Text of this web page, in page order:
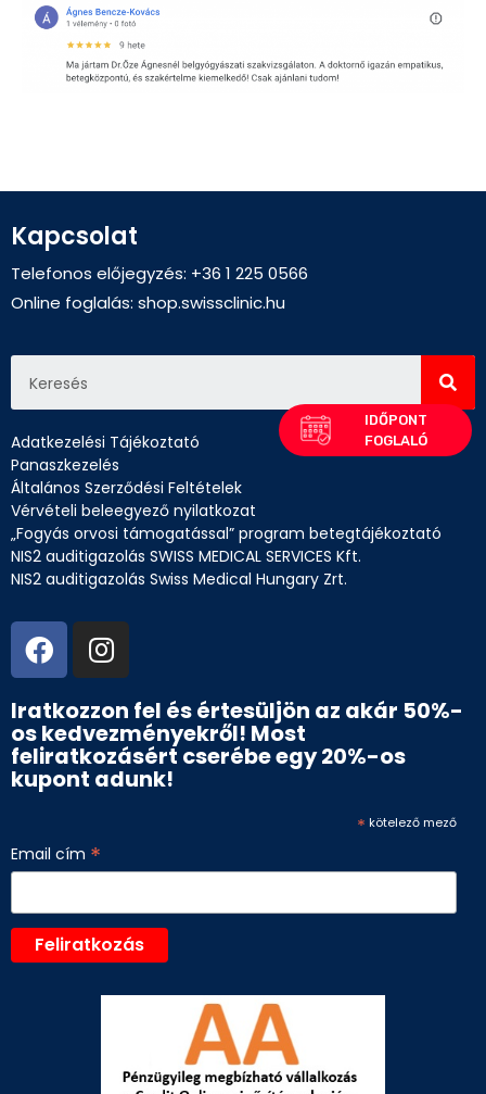
Kapcsolat
Telefonos előjegyzés: +36 1 225 0566
Online foglalás: shop.swissclinic.hu
Adatkezelési Tájékoztató
Panaszkezelés
Általános Szerződési Feltételek
Vérvételi beleegyező nyilatkozat
„Fogyás orvosi támogatással” program betegtájékoztató
NIS2 auditigazolás SWISS MEDICAL SERVICES Kft.
NIS2 auditigazolás Swiss Medical Hungary Zrt.
Iratkozzon fel és értesüljön az akár 50%-
os kedvezményekről! Most
feliratkozásért cserébe egy 20%-os
kupont adunk!
* kötelező mező
Email cím *